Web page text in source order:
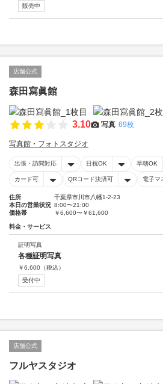
販売中
店舗公式
森田寫眞館
3.10 写真 69枚
写真館・フォトスタジオ
出張・訪問対応 日祝OK 早朝OK
カード可 QRコード決済可 電子マ
住所
千葉県市川市八幡1-2-23
本日の営業状況 8:00〜21:00
価格帯
￥6,600〜￥61,600
料金・サービス
証明写真
各種証明写真
￥6,600 （税込）
受付中
店舗公式
フルヤスタジオ